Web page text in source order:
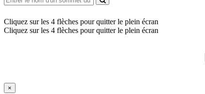
Cliquez sur les 4 flèches pour quitter le plein écran
Cliquez sur les 4 flèches pour quitter le plein écran
×